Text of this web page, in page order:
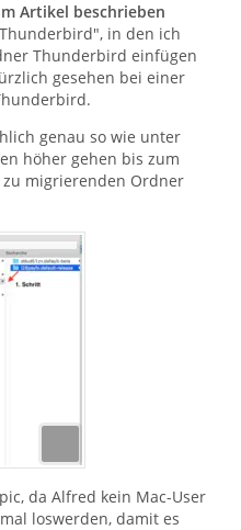
Artikel beschrieben
in den ich
Thunderbird einfügen
gesehen bei einer
genau so wie unter
höher gehen bis zum
migrierenden Ordner
da Alfred kein Mac-User
loswerden, damit es